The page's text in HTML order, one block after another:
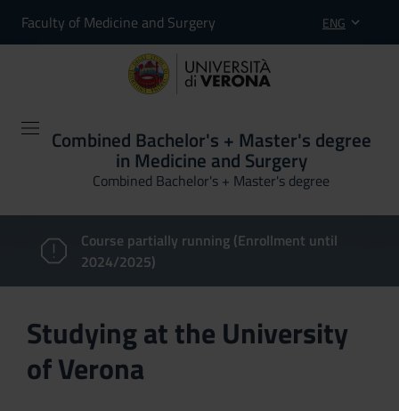
Faculty of Medicine and Surgery ENG
Combined Bachelor's + Master's degree
in Medicine and Surgery
Combined Bachelor's + Master's degree
Course partially running (Enrollment until
2024/2025)
Studying at the University
of Verona